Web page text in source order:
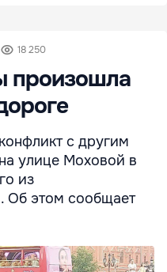
18 250
произошла
с другим
улице Моховой в
из
Об этом сообщает